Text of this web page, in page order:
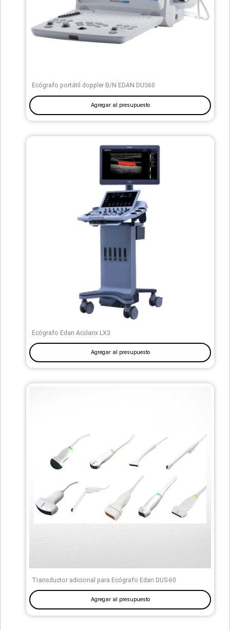
Ecógrafo portátil doppler B/N EDAN DUS60
Agregar al presupuesto
Ecógrafo Edan Acclarix LX3
Agregar al presupuesto
Transductor adicional para Ecógrafo Edan DUS-60
Agregar al presupuesto